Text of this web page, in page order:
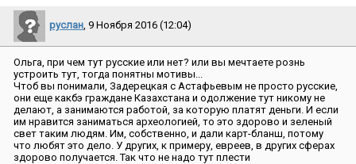
руслан, 9 Ноября 2016 (12:04)
Ольга, при чем тут русские или нет? или вы мечтаете рознь
устроить тут, тогда понятны мотивы...
Чтоб вы понимали, Задерецкая с Астафьевым не просто русские,
они еще какбэ граждане Казахстана и одолжение тут никому не
делают, а занимаются работой, за которую платят деньги. И если
им нравится заниматься археологией, то это здорово и зеленый
свет таким людям. Им, собственно, и дали карт-бланш, потому
что любят это дело. У других, к примеру, евреев, в других сферах
здорово получается. Так что не надо тут плести